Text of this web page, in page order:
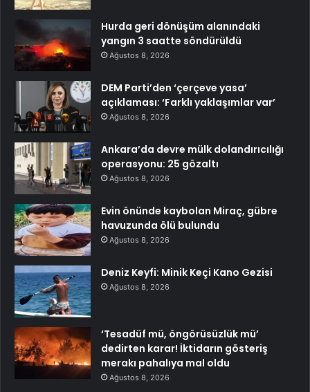
Hurda geri dönüşüm alanındaki
yangın 3 saatte söndürüldü
Ağustos 8, 2026
DEM Parti’den ‘çerçeve yasa’
açıklaması: ‘Farklı yaklaşımlar var’
Ağustos 8, 2026
Ankara’da devre mülk dolandırıcılığı
operasyonu: 25 gözaltı
Ağustos 8, 2026
Evin önünde kaybolan Miraç, gübre
havuzunda ölü bulundu
Ağustos 8, 2026
Deniz Keyfi: Minik Keçi Kano Gezisi
Ağustos 8, 2026
‘Tesadüf mü, öngörüsüzlük mü’
dedirten karar! İktidarın gösteriş
merakı pahalıya mal oldu
Ağustos 8, 2026